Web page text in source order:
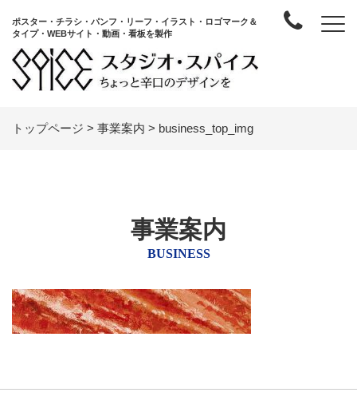
ポスター・チラシ・パンフ・リーフ・イラスト・ロゴマーク＆
タイプ・WEBサイト・動画・看板を製作
トップページ > 事業案内 > business_top_img
事業案内
BUSINESS